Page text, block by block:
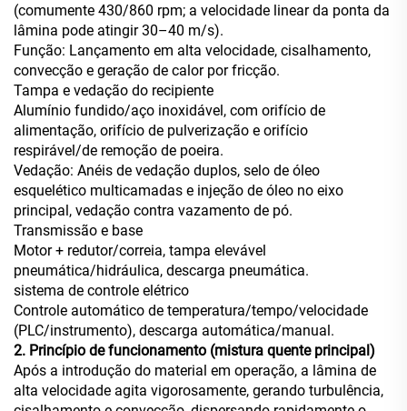
(comumente 430/860 rpm; a velocidade linear da ponta da
lâmina pode atingir 30–40 m/s).
Função: Lançamento em alta velocidade, cisalhamento,
convecção e geração de calor por fricção.
Tampa e vedação do recipiente
Alumínio fundido/aço inoxidável, com orifício de
alimentação, orifício de pulverização e orifício
respirável/de remoção de poeira.
Vedação: Anéis de vedação duplos, selo de óleo
esquelético multicamadas e injeção de óleo no eixo
principal, vedação contra vazamento de pó.
Transmissão e base
Motor + redutor/correia, tampa elevável
pneumática/hidráulica, descarga pneumática.
sistema de controle elétrico
Controle automático de temperatura/tempo/velocidade
(PLC/instrumento), descarga automática/manual.
2. Princípio de funcionamento (mistura quente principal)
Após a introdução do material em operação, a lâmina de
alta velocidade agita vigorosamente, gerando turbulência,